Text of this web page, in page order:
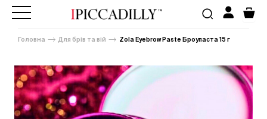
Головна Для брів та вій Zola Eyebrow Paste Броупаста 15 г